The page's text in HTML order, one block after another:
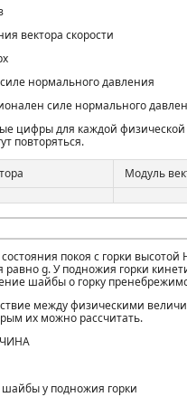
вектора скорости
нормального давления
силе нормального
цифры для каждой
повторяться.
Модуль
покоя с горки высотой
равно g. У подножия горки
шайбы о горку
между физическими
их можно рассчитать.
у подножия горки